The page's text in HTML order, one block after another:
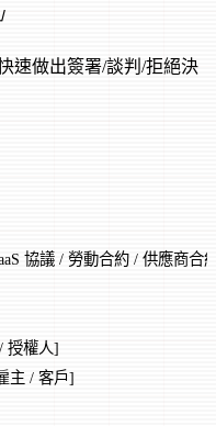
速做出簽署/談判/拒絕決
協議 / 勞動合約 / 供應商合
授權人]
主 / 客戶]